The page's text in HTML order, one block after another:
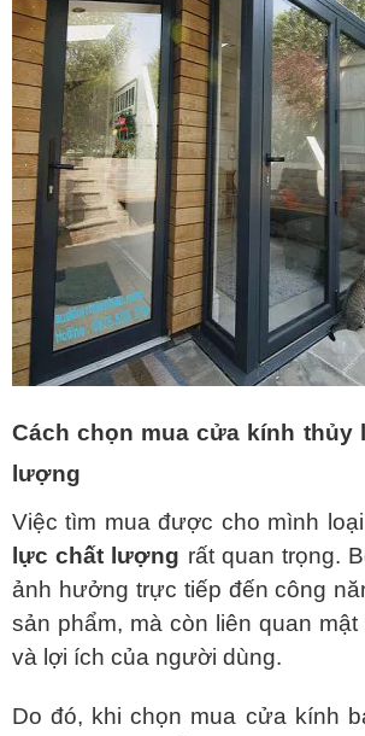
Cách chọn mua cửa kính thủy
lượng
Việc tìm mua được cho mình
lực chất lượng rất quan trọng.
ảnh hưởng trực tiếp đến công
sản phẩm, mà còn liên quan
và lợi ích của người dùng.
Do đó, khi chọn mua cửa kính